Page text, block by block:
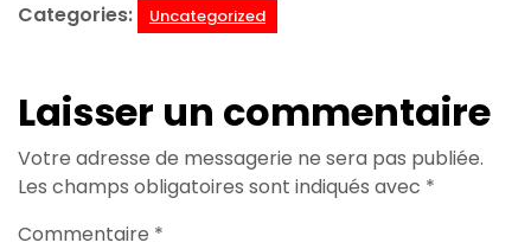
Categories:
Uncategorized
Laisser un commentaire
Votre adresse de messagerie ne sera pas publiée.
Les champs obligatoires sont indiqués avec *
Commentaire *